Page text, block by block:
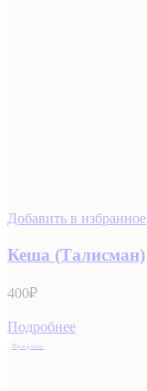
Добавить в избранное
Кеша (Талисман)
400₽
Подробнее
Продано